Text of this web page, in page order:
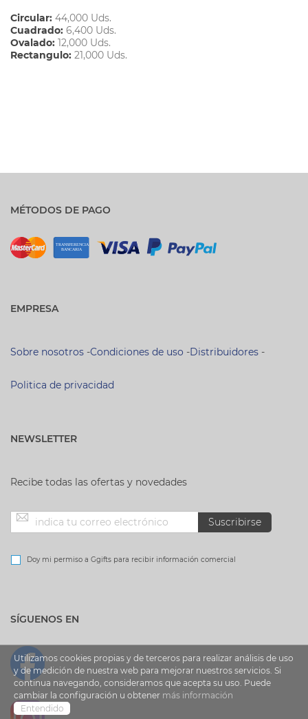
Circular: 44,000 Uds.
Cuadrado: 6,400 Uds.
Ovalado: 12,000 Uds.
Rectangulo: 21,000 Uds.
MÉTODOS DE PAGO
EMPRESA
Sobre nosotros -Condiciones de uso -Distribuidores -
Politica de privacidad
NEWSLETTER
Recibe todas las ofertas y novedades
Inscríbase
a
boletín
de
noticias:
Suscribirse
Doy mi permiso a Ggifts para recibir información comercial
SÍGUENOS EN
Utilizamos cookies propias y de terceros para realizar análisis de uso
y de medición de nuestra web para mejorar nuestros servicios. Si
continua navegando, consideramos que acepta su uso. Puede
cambiar la configuración u obtener más información
Entendido